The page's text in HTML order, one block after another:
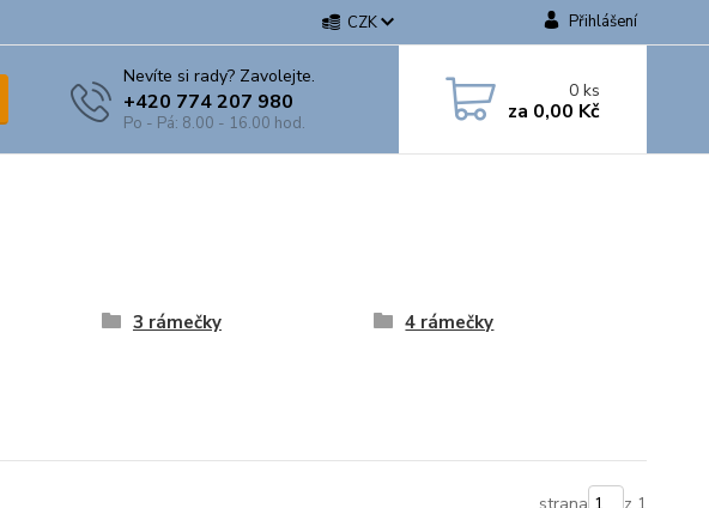
CZK Přihlášení
Nevíte si rady? Zavolejte.
+420 774 207 980
Po - Pá: 8.00 - 16.00 hod.
0ks
za 0,00 Kč
3 rámečky
4 rámečky